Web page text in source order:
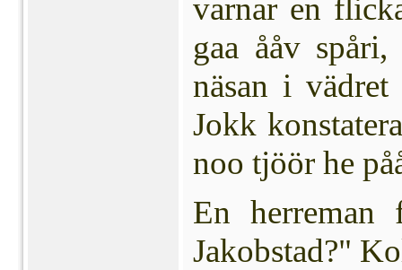
varnar en
gaa ååv
näsan i
Jokk
noo tjöör he
En
Jakobstad?"